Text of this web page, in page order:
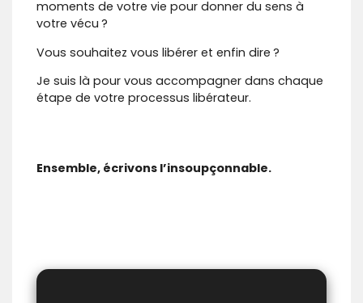
moments de votre vie pour donner du sens à
votre vécu ?
Vous souhaitez vous libérer et enfin dire ?
Je suis là pour vous accompagner dans chaque
étape de votre processus libérateur.
Ensemble, écrivons l’insoupçonnable.